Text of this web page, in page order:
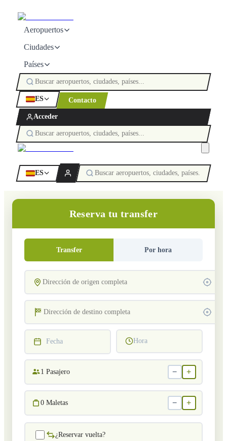
Aeropuertos
Ciudades
Países
ES Contacto
Acceder
ES
Reserva tu transfer
Transfer Por hora
Fecha Hora
1 Pasajero − +
0 Maletas − +
¿Reservar vuelta?